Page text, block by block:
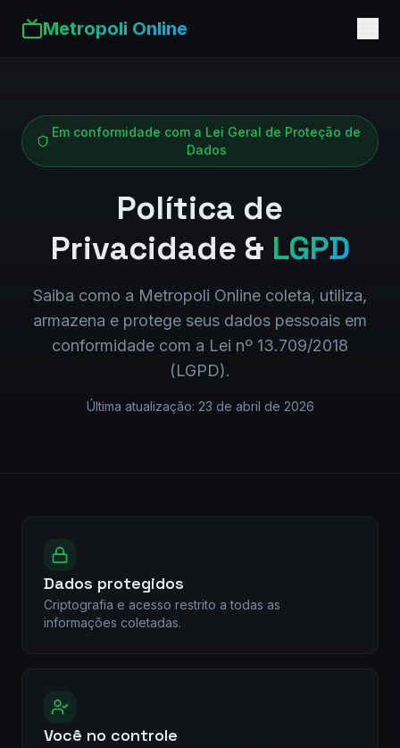
Metropoli Online
Em conformidade com a Lei Geral de Proteção de
Dados
Política de
Privacidade & LGPD
Saiba como a Metropoli Online coleta, utiliza,
armazena e protege seus dados pessoais em
conformidade com a Lei nº 13.709/2018
(LGPD).
Última atualização: 23 de abril de 2026
Dados protegidos
Criptografia e acesso restrito a todas as
informações coletadas.
Você no controle